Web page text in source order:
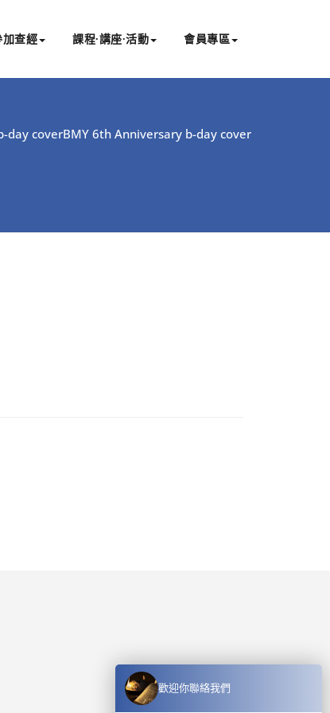
加查經 課程∙講座∙活動 會員專區
day coverBMY 6th Anniversary b-day cover
歡迎你聯絡我們